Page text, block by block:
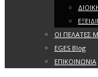
ΟΙ ΠΕΛΑΤΕΣ
EGES Blog
ΕΠΙΚΟΙΝΩΝΙΑ